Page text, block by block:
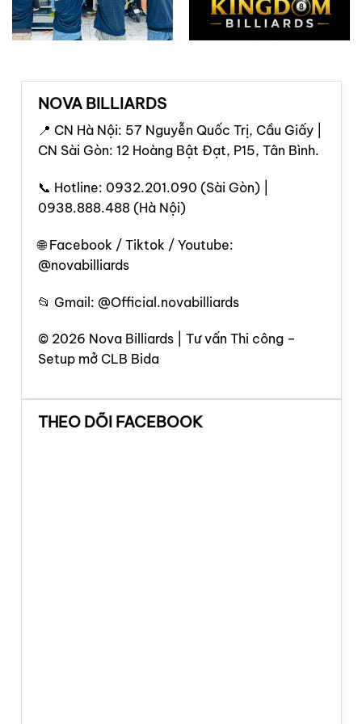
NOVA BILLIARDS
📍 CN Hà Nội: 57 Nguyễn Quốc Trị, Cầu Giấy |
CN Sài Gòn: 12 Hoàng Bật Đạt, P15, Tân Bình.
📞 Hotline: 0932.201.090 (Sài Gòn) |
0938.888.488 (Hà Nội)
🌐 Facebook / Tiktok / Youtube:
@novabilliards
📂 Gmail: @Official.novabilliards
© 2026 Nova Billiards | Tư vấn Thi công –
Setup mở CLB Bida
THEO DÕI FACEBOOK